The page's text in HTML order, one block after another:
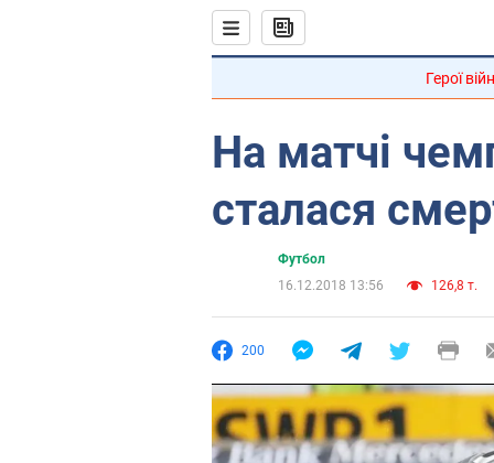
Герої
На матчі
сталася
Футбол
16.12.2018 13:56
126,8 т.
200